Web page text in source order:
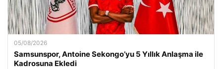
05/08/2026
Samsunspor, Antoine Sekongo’yu 5 Yıllık Anlaşma ile
Kadrosuna Ekledi